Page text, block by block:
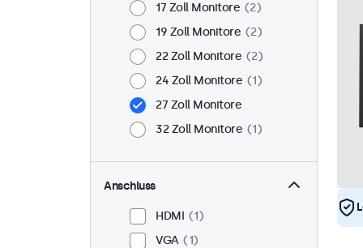
17 Zoll Monitore
2
19 Zoll Monitore
2
22 Zoll Monitore
2
24 Zoll Monitore
1
27 Zoll Monitore
32 Zoll Monitore
1
Anschluss
HDMI
1
VGA
1